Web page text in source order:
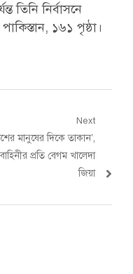
তিনি নির্বাসনে
১৬১ পৃষ্ঠা।
Next
মানুষের দিকে তাকান’,
প্রতি বেগম খালেদা
জিয়া